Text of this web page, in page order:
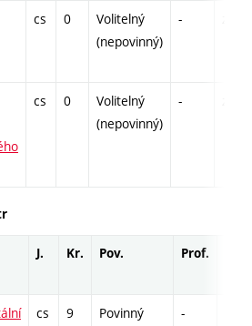
cs 0
Volitelný
(nepovinný)
-
cs 0
Volitelný
(nepovinný)
-
J. Kr. Pov. Prof.
cs 9 Povinný -